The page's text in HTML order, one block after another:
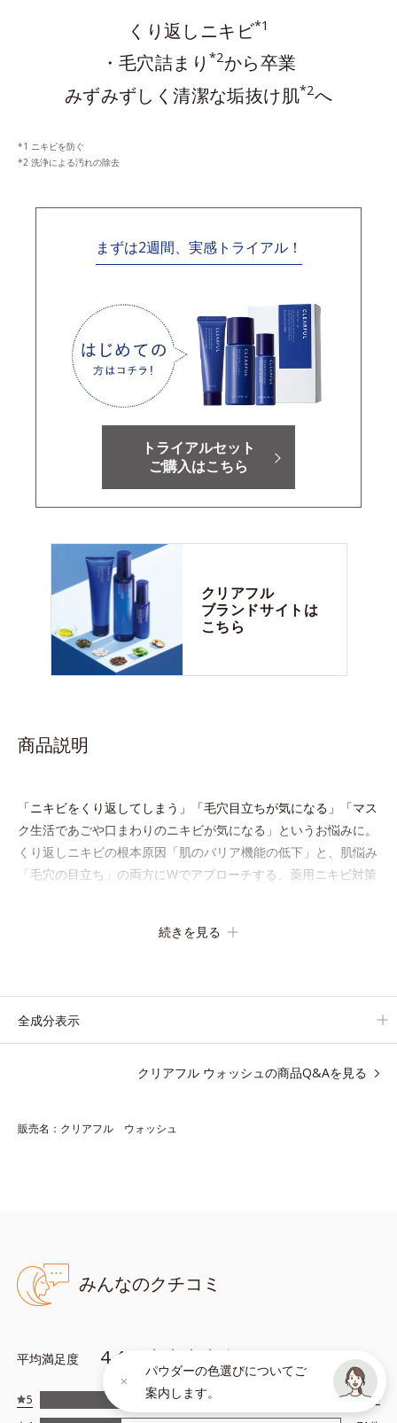
くり返しニキビ*1
・毛穴詰まり *2から卒業
みずみずしく清潔な垢抜け肌*2へ
ニキビを防ぐ
洗浄による汚れの除去
まずは2週間、実感トライアル！
トライアルセット
ご購入はこちら
クリアフル
ブランドサイトは
こちら
商品説明
「ニキビをくり返してしまう」「毛穴目立ちが気になる」「マス
ク生活であごや口まわりのニキビが気になる」というお悩みに。
くり返しニキビの根本原因「肌のバリア機能の低下」と、肌悩み
「毛穴の目立ち」の両方にWでアプローチする、薬用ニキビ対策
おいを与え、バリア機能を維持。ニキビができにくい肌を目指し
ら成分を放出する特殊技術によって、高い浸透力(*2)と安定性を
ビ肌を、みずみずしい清潔な垢抜け肌(*4)へと導きます。
*5 すべての方に皮膚刺激がおきないというわけではありません
アレルギーテスト済＝全ての方にアレルギーが起こらないということで
はありません。
続きを見る
全成分表示
クリアフル ウォッシュの商品Q&Aを見る
販売名：クリアフル ウォッシュ
みんなのクチコミ
平均満足度 4.44
5 161件
パウダーの色選びについてご
案内します。